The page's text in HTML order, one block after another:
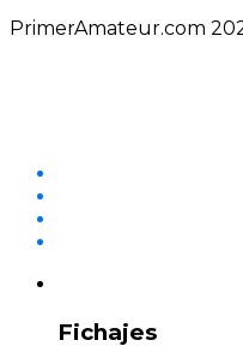
PrimerAmateur.com
Fichajes